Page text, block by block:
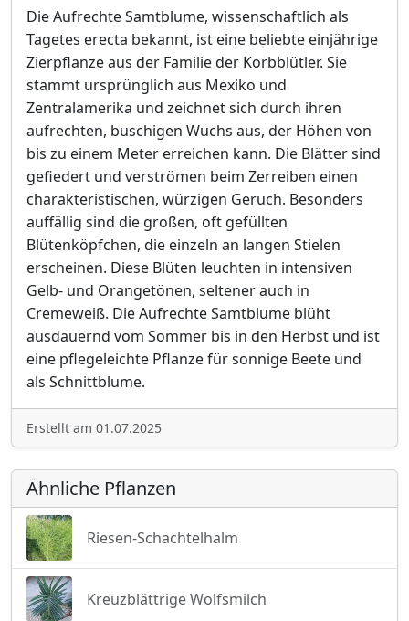
Die Aufrechte Samtblume, wissenschaftlich als
Tagetes erecta bekannt, ist eine beliebte einjährige
Zierpflanze aus der Familie der Korbblütler. Sie
stammt ursprünglich aus Mexiko und
Zentralamerika und zeichnet sich durch ihren
aufrechten, buschigen Wuchs aus, der Höhen von
bis zu einem Meter erreichen kann. Die Blätter sind
gefiedert und verströmen beim Zerreiben einen
charakteristischen, würzigen Geruch. Besonders
auffällig sind die großen, oft gefüllten
Blütenköpfchen, die einzeln an langen Stielen
erscheinen. Diese Blüten leuchten in intensiven
Gelb- und Orangetönen, seltener auch in
Cremeweiß. Die Aufrechte Samtblume blüht
ausdauernd vom Sommer bis in den Herbst und ist
eine pflegeleichte Pflanze für sonnige Beete und
als Schnittblume.
Erstellt am 01.07.2025
Ähnliche Pflanzen
Riesen-Schachtelhalm
Kreuzblättrige Wolfsmilch